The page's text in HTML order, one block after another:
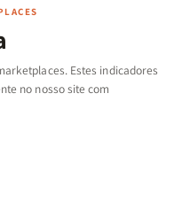
Estes indicadores
no nosso site com